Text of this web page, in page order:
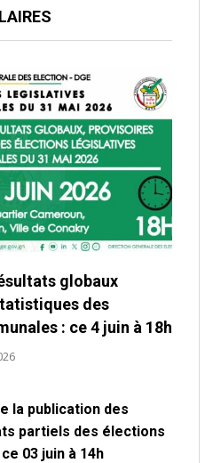
globaux
des
: ce 4 juin à 18h
la publication des
partiels des élections
03 juin à 14h